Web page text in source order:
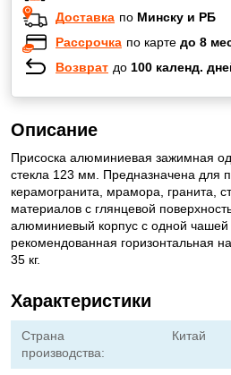
Доставка по Минску и РБ
Рассрочка по карте до 8
Возврат до 100 календ.
Описание
Присоска алюминиевая зажимная
стекла 123 мм. Предназначена для
керамогранита, мрамора, гранита,
материалов с глянцевой
алюминиевый корпус с одной чашей
рекомендованная горизонтальная
35 кг.
Характеристики
Страна
производства:
Китай